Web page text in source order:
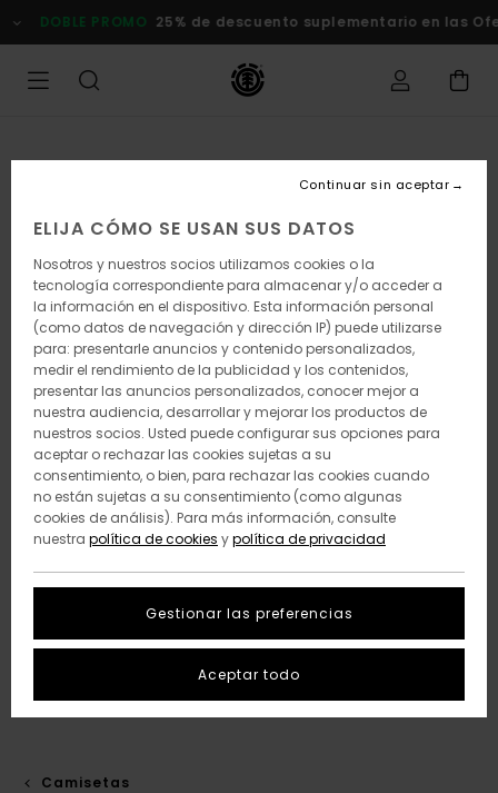
la
DOBLE PROMO 25% de descuento suplementario en las
Camisetas
ELIJA CÓMO SE USAN SUS DATOS
Nosotros y nuestros socios utilizamos cookies o la
tecnología correspondiente para almacenar y/o acceder a
la información en el dispositivo. Esta información personal
(como datos de navegación y dirección IP) puede utilizarse
para: presentarle anuncios y contenido personalizados,
medir el rendimiento de la publicidad y los contenidos,
presentar las anuncios personalizados, conocer mejor a
nuestra audiencia, desarrollar y mejorar los productos de
nuestros socios. Usted puede configurar sus opciones para
aceptar o rechazar las cookies sujetas a su
consentimiento, o bien, para rechazar las cookies cuando
no están sujetas a su consentimiento (como algunas
cookies de análisis). Para más información, consulte
nuestra política de cookies ypolítica de privacidad
Gestionar las preferencias
Continuar sin aceptar
Aceptar todo